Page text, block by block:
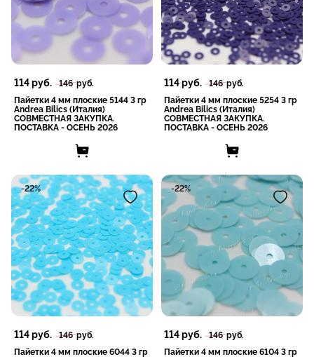
114руб. 146руб.
Пайетки 4 мм плоские 5144 3 гр
Andrea Bilics (Италия)
СОВМЕСТНАЯ ЗАКУПКА.
ПОСТАВКА - ОСЕНЬ 2026
114руб. 146руб.
Пайетки 4 мм плоские 5254 3 гр
Andrea Bilics (Италия)
СОВМЕСТНАЯ ЗАКУПКА.
ПОСТАВКА - ОСЕНЬ 2026
114руб. 146руб.
Пайетки 4 мм плоские 6044 3 гр
-22%
114руб. 146руб.
Пайетки 4 мм плоские 6104 3 гр
-22%